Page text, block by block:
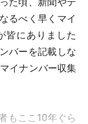
るべく早くマイ
皆にありました
バーを記載しな
イナンバー収集
もここ10年ぐら